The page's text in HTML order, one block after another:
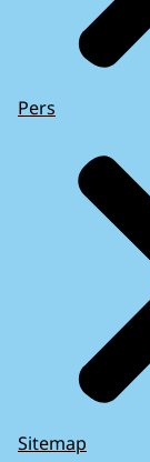
Pers
Sitemap